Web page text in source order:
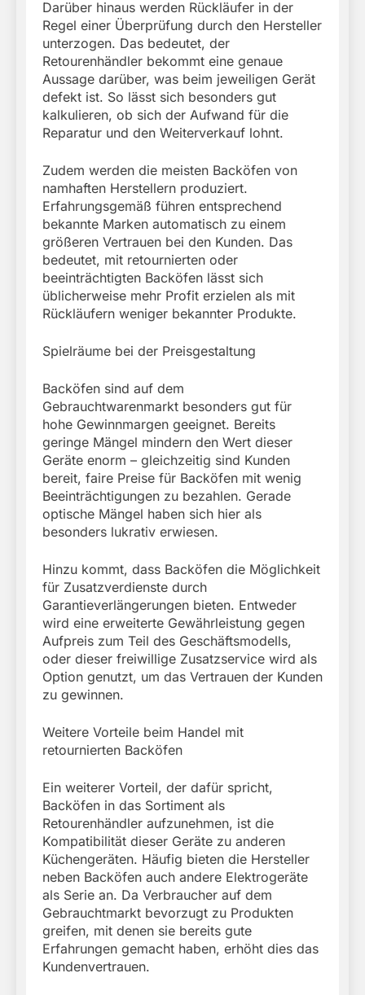
Darüber hinaus werden Rückläufer in der
Regel einer Überprüfung durch den Hersteller
unterzogen. Das bedeutet, der
Retourenhändler bekommt eine genaue
Aussage darüber, was beim jeweiligen Gerät
defekt ist. So lässt sich besonders gut
kalkulieren, ob sich der Aufwand für die
Reparatur und den Weiterverkauf lohnt.
Zudem werden die meisten Backöfen von
namhaften Herstellern produziert.
Erfahrungsgemäß führen entsprechend
bekannte Marken automatisch zu einem
größeren Vertrauen bei den Kunden. Das
bedeutet, mit retournierten oder
beeinträchtigten Backöfen lässt sich
üblicherweise mehr Profit erzielen als mit
Rückläufern weniger bekannter Produkte.
Spielräume bei der Preisgestaltung
Backöfen sind auf dem
Gebrauchtwarenmarkt besonders gut für
hohe Gewinnmargen geeignet. Bereits
geringe Mängel mindern den Wert dieser
Geräte enorm – gleichzeitig sind Kunden
bereit, faire Preise für Backöfen mit wenig
Beeinträchtigungen zu bezahlen. Gerade
optische Mängel haben sich hier als
besonders lukrativ erwiesen.
Hinzu kommt, dass Backöfen die Möglichkeit
für Zusatzverdienste durch
Garantieverlängerungen bieten. Entweder
wird eine erweiterte Gewährleistung gegen
Aufpreis zum Teil des Geschäftsmodells,
oder dieser freiwillige Zusatzservice wird als
Option genutzt, um das Vertrauen der Kunden
zu gewinnen.
Weitere Vorteile beim Handel mit
retournierten Backöfen
Ein weiterer Vorteil, der dafür spricht,
Backöfen in das Sortiment als
Retourenhändler aufzunehmen, ist die
Kompatibilität dieser Geräte zu anderen
Küchengeräten. Häufig bieten die Hersteller
neben Backöfen auch andere Elektrogeräte
als Serie an. Da Verbraucher auf dem
Gebrauchtmarkt bevorzugt zu Produkten
greifen, mit denen sie bereits gute
Erfahrungen gemacht haben, erhöht dies das
Kundenvertrauen.